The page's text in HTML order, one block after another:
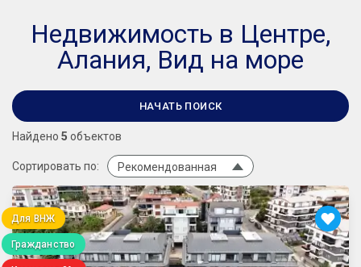
Недвижимость в Центре,
Алания, Вид на море
НАЧАТЬ ПОИСК
Найдено 5 объектов
Сортировать по: Рекомендованная
Для ВНЖ
Гражданство